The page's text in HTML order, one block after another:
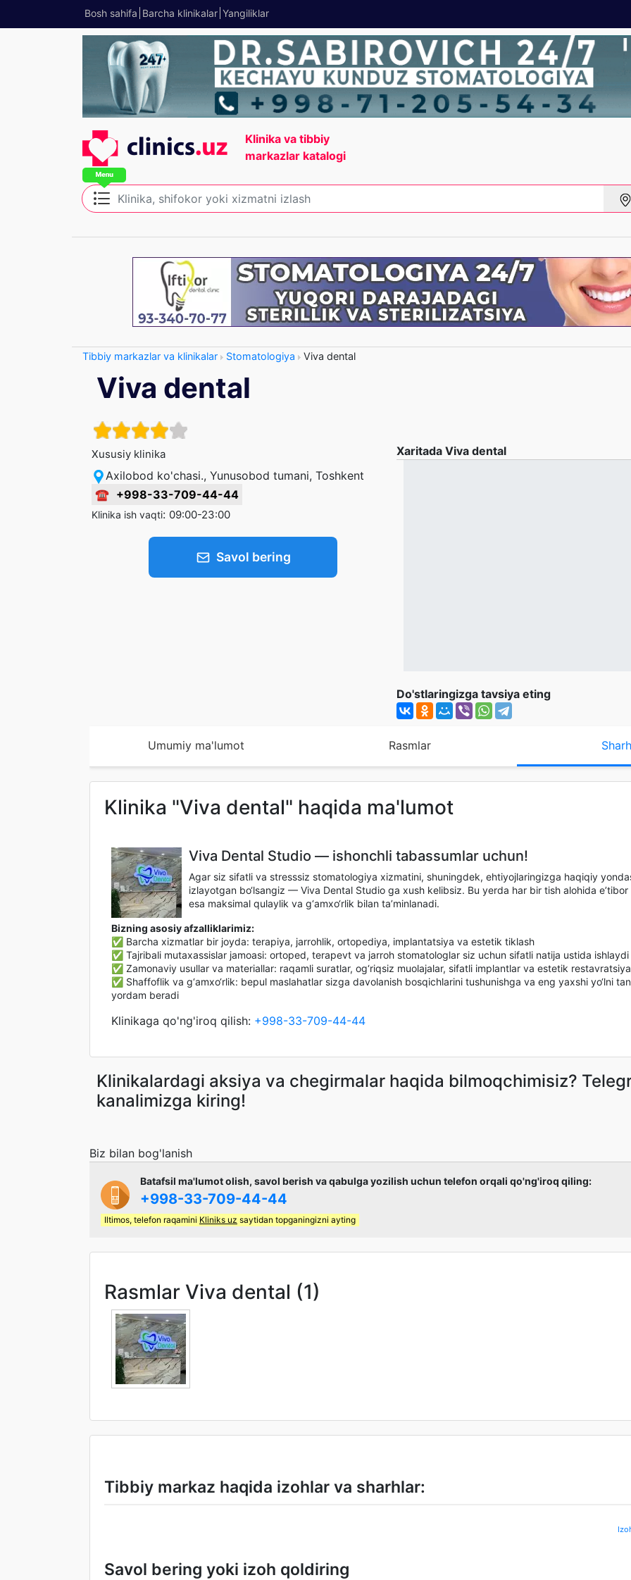
Bosh sahifa Barcha klinikalar Yangiliklar
Klinika va tibbiy
markazlar katalogi
Tibbiy markazlar va klinikalar Stomatologiya Viva dental
Viva dental
Xususiy klinika
Axilobod ko'chasi., Yunusobod tumani, Toshkent
☎ +998-33-709-44-44
Klinika ish vaqti: 09:00-23:00
Savol bering
Xaritada Viva dental
Do'stlaringizga tavsiya eting
Umumiy ma'lumot Rasmlar
Klinika "Viva dental" haqida ma'lumot
Viva Dental Studio — ishonchli tabassumlar uchun!
Agar siz sifatli va stresssiz stomatologiya xizmatini, shuningdek, ehtiyojlaringizga haqiqiy
izlayotgan bo‘lsangiz — Viva Dental Studio ga xush kelibsiz. Bu yerda har bir tish alohida
esa maksimal qulaylik va g‘amxo‘rlik bilan ta’minlanadi.
Bizning asosiy afzalliklarimiz:
✅ Barcha xizmatlar bir joyda: terapiya, jarrohlik, ortopediya, implantatsiya va estetik tiklash
✅ Tajribali mutaxassislar jamoasi: ortoped, terapevt va jarroh stomatologlar siz uchun sifatli natija ustida ishlaydi
✅ Zamonaviy usullar va materiallar: raqamli suratlar, og‘riqsiz muolajalar, sifatli implantlar va estetik restavratsiya
✅ Shaffoflik va g‘amxo‘rlik: bepul maslahatlar sizga davolanish bosqichlarini tushunishga va eng yaxshi yo‘lni
yordam beradi
Klinikaga qo'ng'iroq qilish: +998-33-709-44-44
Klinikalardagi aksiya va chegirmalar haqida bilmoqchimisiz?
kanalimizga kiring!
Biz bilan bog'lanish
Batafsil ma'lumot olish, savol berish va qabulga yozilish uchun telefon orqali qo'ng'iroq qiling:
+998-33-709-44-44
Iltimos, telefon raqamini Kliniks uz saytidan topganingizni ayting
Rasmlar Viva dental (1)
Tibbiy markaz haqida izohlar va sharhlar:
Savol bering yoki izoh qoldiring